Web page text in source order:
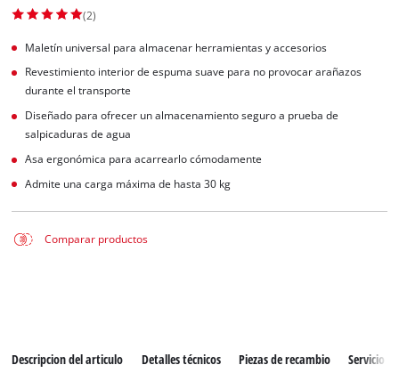
(2)
Maletín universal para almacenar herramientas y accesorios
Revestimiento interior de espuma suave para no provocar arañazos
durante el transporte
Diseñado para ofrecer un almacenamiento seguro a prueba de
salpicaduras de agua
Asa ergonómica para acarrearlo cómodamente
Admite una carga máxima de hasta 30 kg
Comparar productos
Descripcion del articulo Detalles técnicos Piezas de recambio Servicio